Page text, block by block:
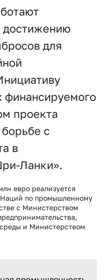
для
финансируемого
проекта
с
в
Ланки».
евро реализуется
по промышленному
с Министерством
и Министерством